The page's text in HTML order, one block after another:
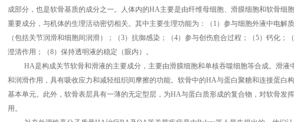
成部分，也是软骨基质的成分之一。人体内的HA主要是由纤维母细胞、滑膜细胞和软骨细
重要成分，与机体的生理活动密切相关。其中主要生理功能为：（ 1 ）参与细胞外液中电解
（包括关节润滑和细胞间润滑）；（3）抗御感染；（4）参与创伤愈合过程；（5）钙化；（
澄清作用；（8）保持透明液的稳定（眼内）。
HA是构成关节软骨和滑液的主要成分，主要由滑膜细胞和单核吞噬细胞等合成。滑液
和润滑作用，具有吸收应力和减轻组织间摩擦的功能。软骨中的HA与蛋白聚糖和连接蛋白
基本单元。此外，软骨表层具有一薄的无定型层，为HA与蛋白质形成的复合物，对软骨发
用。